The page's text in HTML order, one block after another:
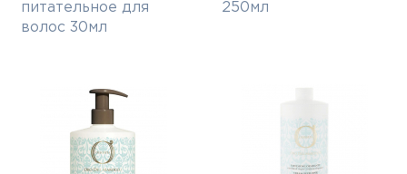
питательное для
волос 30мл
250мл